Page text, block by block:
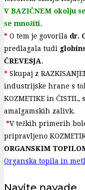
V BAZIČNEM okolju
se množiti.
* O tem je govorila dr.
predlagala tudi
ČREVESJA.
* Skupaj z
industrijske hrane s
KOZMETIKE in
amalgamskih zalivk.
*V težkih primerih
pripravljeno
ORGANSKIM
Organska topila in